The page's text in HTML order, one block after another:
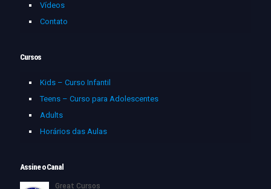
Vídeos
Contato
Cursos
Kids – Curso Infantil
Teens – Curso para Adolescentes
Adults
Horários das Aulas
Assine o Canal